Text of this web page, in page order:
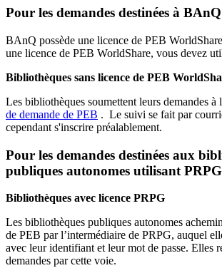
Pour les demandes destinées à BAnQ
BAnQ possède une licence de PEB
une licence de PEB WorldShare, vous devez
Bibliothèques sans licence de PEB
Les bibliothèques soumettent leurs demandes à
de demande de PEB . Le suivi se fait par
cependant s'inscrire préalablement.
Pour les demandes destinées aux
publiques autonomes utilisant PRPG
Bibliothèques avec licence PRPG
Les bibliothèques publiques autonomes
de PEB par l’intermédiaire de PRPG, auquel
avec leur identifiant et leur mot de passe. Elles
demandes par cette voie.